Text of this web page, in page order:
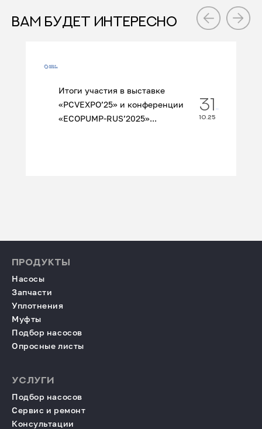
ВАМ БУДЕТ ИНТЕРЕСНО
Итоги участия в выставке
«PCVEXPO’25» и конференции
«ECOPUMP‑RUS’2025»...
31
10.25
ПРОДУКТЫ
Насосы
Запчасти
Уплотнения
Муфты
Подбор насосов
Опросные листы
УСЛУГИ
Подбор насосов
Сервис и ремонт
Консультации